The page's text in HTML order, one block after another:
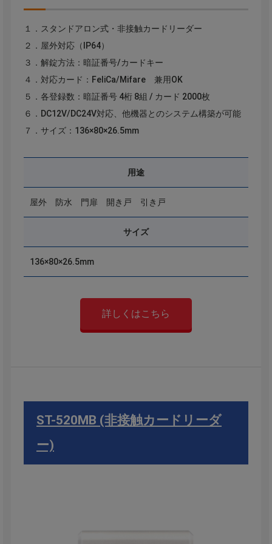
１．スタンドアロン式・非接触カードリーダー
２．屋外対応（IP64）
３．解錠方法：暗証番号/カードキー
４．対応カード：FeliCa/Mifare 兼用OK
５．各登録数：暗証番号 4桁 8組 / カード 2000枚
６．DC12V/DC24V対応、他機器とのシステム構築が可能
７．サイズ：136×80×26.5mm
用途
屋外 防水 門扉 開き戸 引き戸
サイズ
136×80×26.5mm
詳しくはこちら
ST-520MB (非接触カードリーダ
ー)